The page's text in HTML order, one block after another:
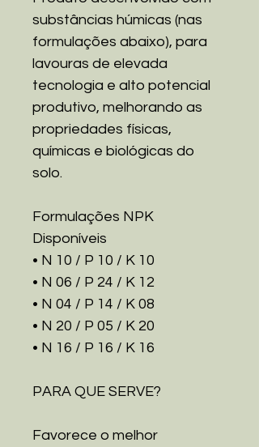
substâncias húmicas (nas
formulações abaixo), para
lavouras de elevada
tecnologia e alto potencial
produtivo, melhorando as
propriedades físicas,
químicas e biológicas do
solo.
Formulações NPK
Disponíveis
• N 10 / P 10 / K 10
• N 06 / P 24 / K 12
• N 04 / P 14 / K 08
• N 20 / P 05 / K 20
• N 16 / P 16 / K 16
PARA QUE SERVE?
Favorece o melhor